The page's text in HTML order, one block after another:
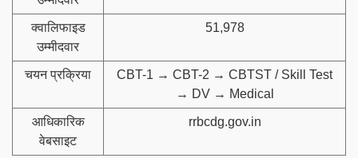
क्वालिफाइड
उम्मीदवार
51,978
चयन प्रक्रिया
CBT-1 → CBT-2 → CBTST / Skill Test
→ DV → Medical
आधिकारिक
वेबसाइट
rrbcdg.gov.in